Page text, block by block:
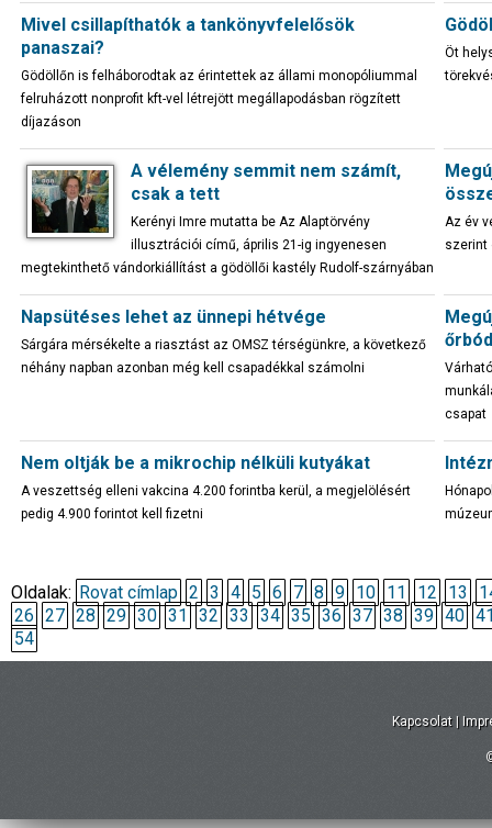
Mivel csillapíthatók a tankönyvfelelősök
panaszai?
Gödöllőn is felháborodtak az érintettek az állami monopóliummal
felruházott nonprofit kft-vel létrejött megállapodásban rögzített
díjazáson
Öt
A vélemény semmit nem számít,
csak a tett
Kerényi Imre mutatta be Az Alaptörvény
illusztrációi című, április 21-ig ingyenesen
megtekinthető vándorkiállítást a gödöllői kastély Rudolf-szárnyában
Az év
szerint
Napsütéses lehet az ünnepi hétvége
Sárgára mérsékelte a riasztást az OMSZ térségünkre, a következő
néhány napban azonban még kell csapadékkal számolni
csapat
Nem oltják be a mikrochip nélküli kutyákat
A veszettség elleni vakcina 4.200 forintba kerül, a megjelölésért
pedig 4.900 forintot kell fizetni
Oldalak: Rovat címlap 2 3 4 5 6 7 8 9 10 11 12 13
26 27 28 29 30 31 32 33 34 35 36 37 38 39 40
54
Kapcsolat |